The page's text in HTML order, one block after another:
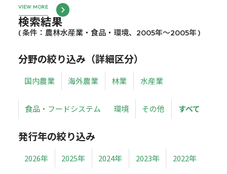
VIEW MORE
検索結果
( 条件：農林水産業・食品・環境、2005年～2005年 )
分野の絞り込み（詳細区分）
国内農業 海外農業 林業 水産業
食品・フードシステム 環境 その他 すべて
発行年の絞り込み
2026年 2025年 2024年 2023年 2022年